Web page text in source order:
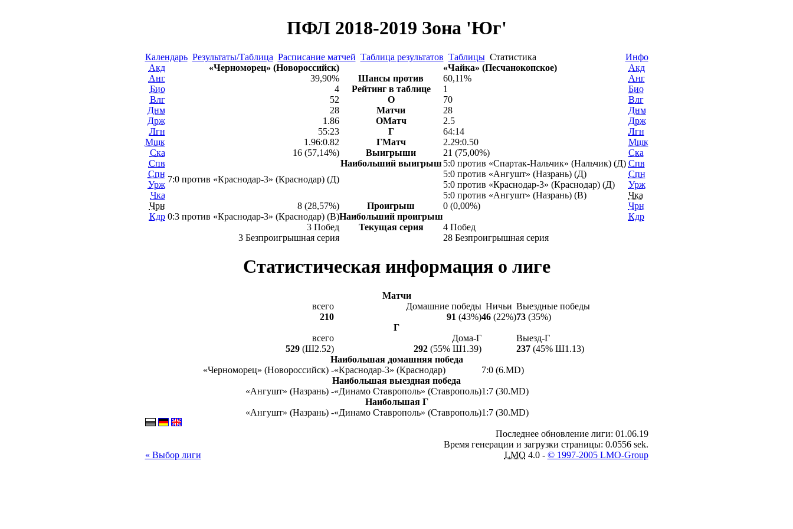
ПФЛ 2018-2019 Зона 'Юг'
Календарь Результаты/Таблица Расписание матчей Таблица результатов ТаблицыСтатистика
Инфо
Акд
Анг
Био
Влг
Днм
Држ
Лгн
Мшк
Ска
Спв
Спн
Урж
Чка
Чрн
Кдр
«Черноморец» (Новороссийск)
«Чайка» (Песчанокопское)
39,90%
Шансы против
60,11%
4
Рейтинг в таблице
1
52
О
70
28
Матчи
28
1.86
ОМатч
2.5
55:23
Г
64:14
1.96:0.82
ГМатч
2.29:0.50
16 (57,14%)
Выигрыши 21 (75,00%)
7:0 против «Краснодар-3» (Краснодар) (Д)
Наибольший выигрыш 5:0 против «Спартак-Нальчик» (Нальчик) (Д)
5:0 против «Ангушт» (Назрань) (Д)
5:0 против «Краснодар-3» (Краснодар) (Д)
5:0 против «Ангушт» (Назрань) (В)
8 (28,57%)
Проигрыш
0 (0,00%)
0:3 против «Краснодар-3» (Краснодар) (В)Наибольший проигрыш
3 Побед
3 Безпроигрышная серия
Текущая серия
4 Побед
28 Безпроигрышная серия
Акд
Анг
Био
Влг
Днм
Држ
Лгн
Мшк
Ска
Спв
Спн
Урж
Чка
Чрн
Кдр
Статистическая информация о лиге
Матчи
всего
Домашние победы Ничьи Выездные победы
210
91 (43%)46 (22%)73 (35%)
Г
всего
Дома-Г
Выезд-Г
529 (Ш2.52) 292 (55% Ш1.39) 237 (45% Ш1.13)
Наибольшая домашняя победа
«Черноморец» (Новороссийск) -«Краснодар-3» (Краснодар)
7:0 (6.MD)
Наибольшая выездная победа
«Ангушт» (Назрань) -«Динамо Ставрополь» (Ставрополь)1:7 (30.MD)
Наибольшая Г
«Ангушт» (Назрань) -«Динамо Ставрополь» (Ставрополь)1:7 (30.MD)
« Выбор лиги
Последнее обновление лиги: 01.06.19
Время генерации и загрузки страницы: 0.0556 sek.
LMO 4.0 - © 1997-2005 LMO-Group